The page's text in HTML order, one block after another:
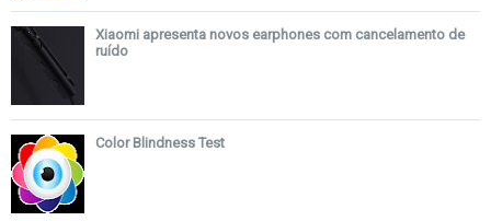
Xiaomi apresenta novos earphones com cancelamento de
ruído
Color Blindness Test